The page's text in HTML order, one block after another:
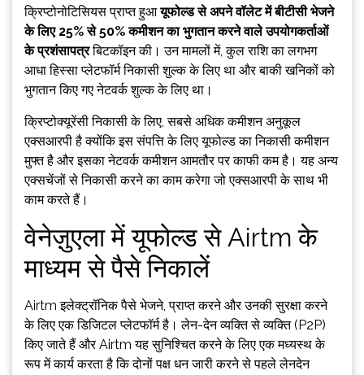
क्रिप्टोनोटिसियस प्राप्त हुआयूफोल्ड से अपने वॉलेट में बीटीसी भेजने
के लिए 25% से 50% कमीशन का भुगतान करने वाले उपयोगकर्ताओं
के प्रशंसापत्रबिटकॉइन की। उन मामलों में, कुल राशि का लगभग
आधा हिस्सा प्लेटफॉर्म निकासी शुल्क के लिए था और बाकी खनिकों को
भुगतान किए गए नेटवर्क शुल्क के लिए था।
क्रिप्टोक्यूरेंसी निकासी के लिए, सबसे अधिक कमीशन अनुकूल
एक्सआरपी है क्योंकि इस संपत्ति के लिए यूफोल्ड का निकासी कमीशन
मुफ्त है और इसका नेटवर्क कमीशन आमतौर पर काफी कम है। यह अन्य
एक्सचेंजों से निकासी करने का काम करेगा जो एक्सआरपी के साथ भी
काम करते हैं।
वेनेज़ुएला में यूफोल्ड से Airtm के
माध्यम से पैसे निकालें
Airtm इलेक्ट्रॉनिक पैसे भेजने, प्राप्त करने और उनकी सुरक्षा करने
के लिए एक डिजिटल प्लेटफॉर्म है। लेन-देन व्यक्ति से व्यक्ति (P2P)
किए जाते हैं और Airtm यह सुनिश्चित करने के लिए एक मध्यस्थ के
रूप में कार्य करता है कि दोनों पक्ष धन जारी करने से पहले लेनदेन